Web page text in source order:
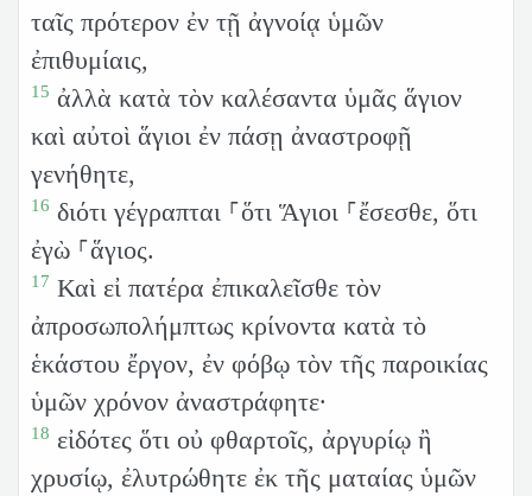
ταῖς πρότερον ἐν τῇ ἀγνοίᾳ ὑμῶν
ἐπιθυμίαις,
15 ἀλλὰ κατὰ τὸν καλέσαντα ὑμᾶς ἅγιον
καὶ αὐτοὶ ἅγιοι ἐν πάσῃ ἀναστροφῇ
γενήθητε,
16 διότι γέγραπται ⸀ὅτι Ἅγιοι ⸀ἔσεσθε, ὅτι
ἐγὼ ⸀ἅγιος.
17 Καὶ εἰ πατέρα ἐπικαλεῖσθε τὸν
ἀπροσωπολήμπτως κρίνοντα κατὰ τὸ
ἑκάστου ἔργον, ἐν φόβῳ τὸν τῆς παροικίας
ὑμῶν χρόνον ἀναστράφητε·
18 εἰδότες ὅτι οὐ φθαρτοῖς, ἀργυρίῳ ἢ
χρυσίῳ, ἐλυτρώθητε ἐκ τῆς ματαίας ὑμῶν